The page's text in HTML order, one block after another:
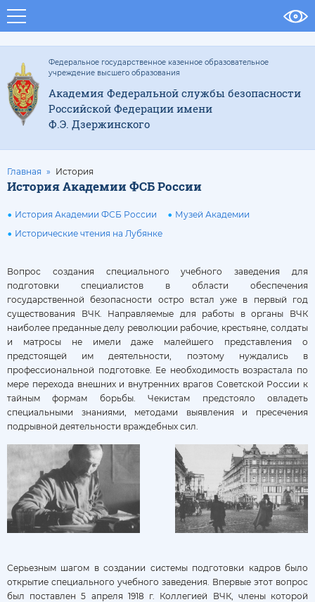
Федеральное государственное казенное образовательное
учреждение высшего образования
Академия Федеральной службы безопасности
Российской Федерации имени
Ф.Э. Дзержинского
Главная История
История Академии ФСБ России
История Академии ФСБ России
Музей Академии
Исторические чтения на Лубянке
Вопрос создания специального учебного заведения для
подготовки специалистов в области обеспечения
государственной безопасности остро встал уже в первый год
существования ВЧК. Направляемые для работы в органы ВЧК
наиболее преданные делу революции рабочие, крестьяне, солдаты
и матросы не имели даже малейшего представления о
предстоящей им деятельности, поэтому нуждались в
профессиональной подготовке. Ее необходимость возрастала по
мере перехода внешних и внутренних врагов Советской России к
тайным формам борьбы. Чекистам предстояло овладеть
специальными знаниями, методами выявления и пресечения
подрывной деятельности враждебных сил.
Серьезным шагом в создании системы подготовки кадров было
открытие специального учебного заведения. Впервые этот вопрос
был поставлен 5 апреля 1918 г. Коллегией ВЧК, члены которой